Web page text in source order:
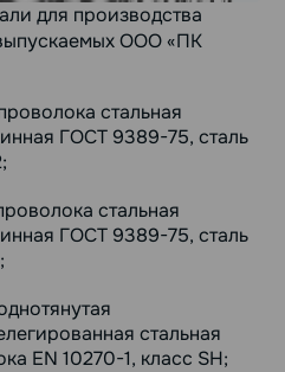
для производства
ООО «ПК
стальная
ГОСТ 9389-75, сталь
стальная
ГОСТ 9389-75, сталь
стальная
EN 10270-1, класс SH;